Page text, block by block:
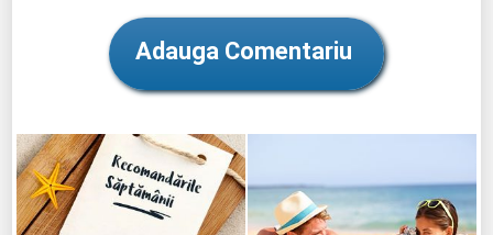
entertainment, si modalitati de a petrece timp seara.
Exista un singur bar pe plaja care inchide la ora 17 ( ora la
care se inchide accesul in apa) iar pentru seara exista barul
de la receptie (foarte mic pentru capacitatea resortului) si
inca unul tot in apropiere de zona receptiei si acesta cu o
Cu toate acestea, noi ne-am simtit bine si am fost foarte
incantati de fauna marina vazuta.
Vom mai reveni pe viitor la acest hotel.
Adauga Comentariu